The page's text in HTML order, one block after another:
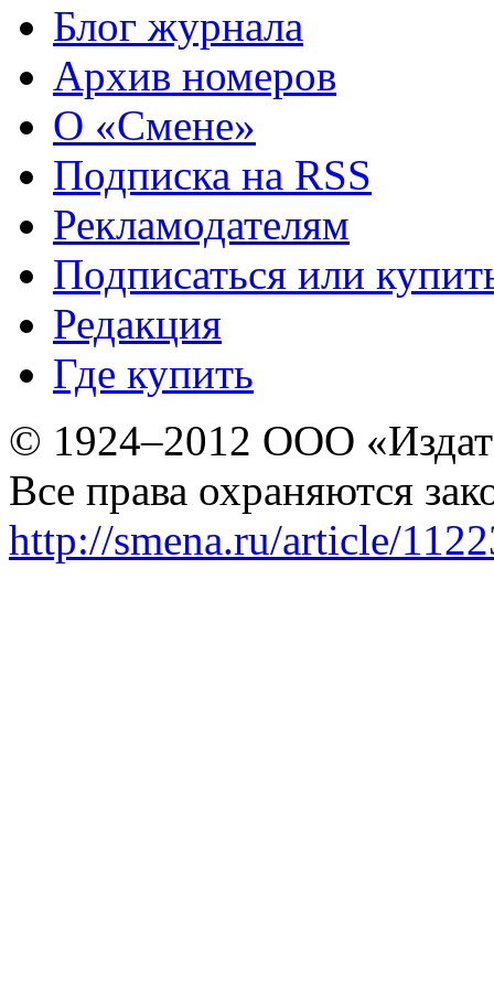
Блог журнала
Архив номеров
О «Смене»
Подписка на RSS
Рекламодателям
Подписаться или
Редакция
Где купить
© 1924–2012 ООО
Все права охраняются
http://smena.ru/article/